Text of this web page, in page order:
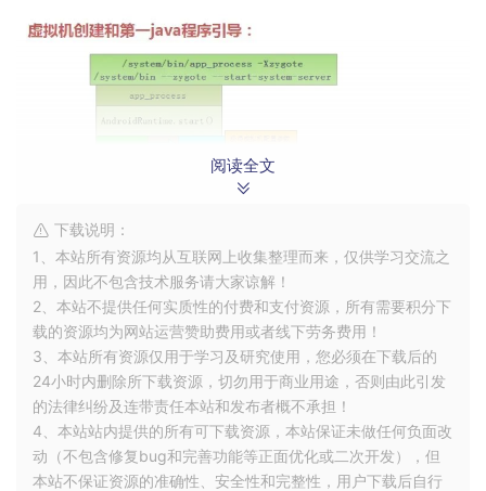
虚拟机创建和第一个Java 程序引导
三、Dalvik 虚拟机基本配置
Android 系统中， Dalvik 虚拟机 和 ART 、应用程序进
程，以及运行系统的关键服务
SystemServer 进程都是
由
Zygote 进程创建孵化的。
阅读全文
下载说明：
1、本站所有资源均从互联网上收集整理而来，仅供学习交流之
用，因此不包含技术服务请大家谅解！
2、本站不提供任何实质性的付费和支付资源，所有需要积分下
载的资源均为网站运营赞助费用或者线下劳务费用！
3、本站所有资源仅用于学习及研究使用，您必须在下载后的
24小时内删除所下载资源，切勿用于商业用途，否则由此引发
的法律纠纷及连带责任本站和发布者概不承担！
4、本站站内提供的所有可下载资源，本站保证未做任何负面改
动（不包含修复bug和完善功能等正面优化或二次开发），但
本站不保证资源的准确性、安全性和完整性，用户下载后自行